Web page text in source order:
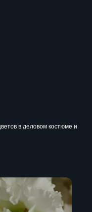
в деловом костюме и